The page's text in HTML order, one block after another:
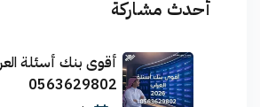
أحدث مشاركة
أقوى بنك أسئلة
0563629802